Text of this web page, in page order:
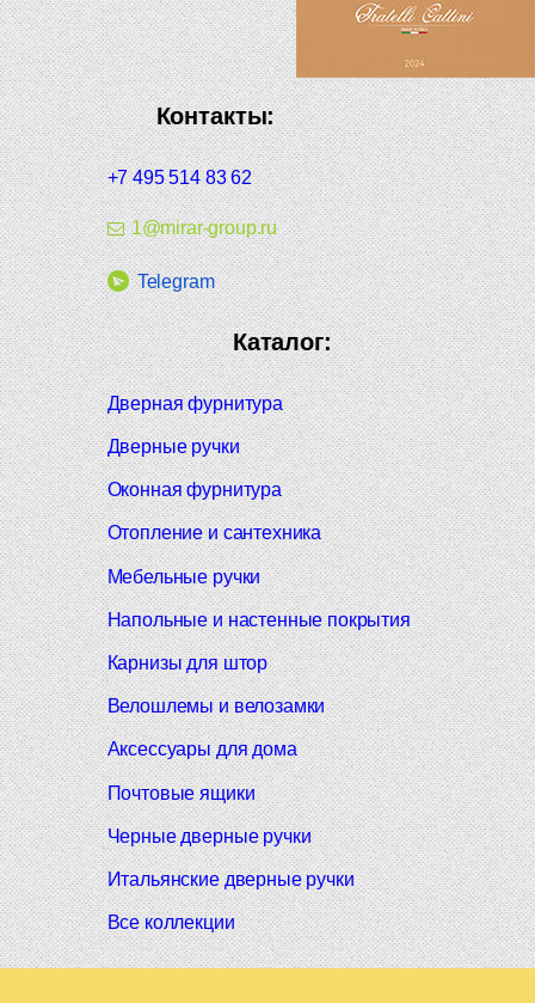
Контакты:
+7 495 514 83 62
1@mirar-group.ru
Telegram
Каталог:
Дверная фурнитура
Дверные ручки
Оконная фурнитура
Отопление и сантехника
Мебельные ручки
Напольные и настенные покрытия
Карнизы для штор
Велошлемы и велозамки
Аксессуары для дома
Почтовые ящики
Черные дверные ручки
Итальянские дверные ручки
Все коллекции